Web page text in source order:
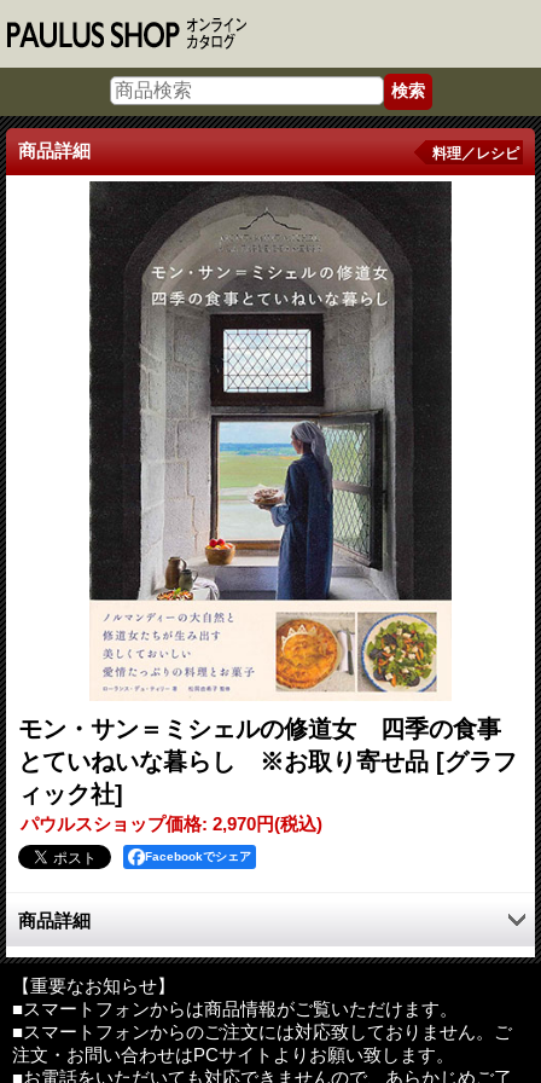
商品詳細 料理／レシピ
モン・サン＝ミシェルの修道女 四季の食事
とていねいな暮らし ※お取り寄せ品 [グラフ
ィック社]
パウルスショップ価格: 2,970円(税込)
Facebookでシェア
商品詳細
世界でもっとも有名なモン・サン＝ミッシェル修道院。修道女た
ちは大自然とともに、あたたかくもていねいな暮らしを送ってい
ます。彼女たちの日々の食事や立ち居振る舞いは、真の豊かさと
は何かを教えてくれます。
【重要なお知らせ】
■スマートフォンからは商品情報がご覧いただけます。
■スマートフォンからのご注文には対応致しておりません。ご
注文・お問い合わせはPCサイトよりお願い致します。
■お電話をいただいても対応できませんので、あらかじめご了